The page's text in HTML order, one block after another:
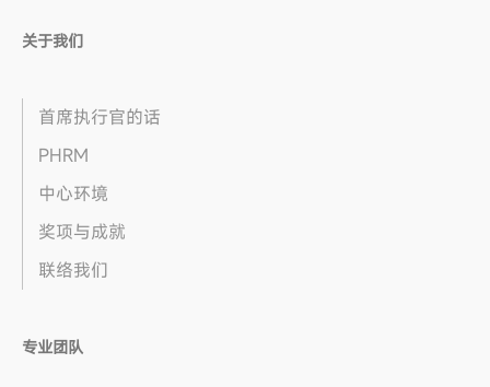
关于我们
首席执行官的话
PHRM
中心环境
奖项与成就
联络我们
专业团队